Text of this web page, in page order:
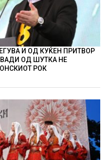
И ОД КУЌЕН ПРИТВОР
ОД ШУТКА НЕ
РОК